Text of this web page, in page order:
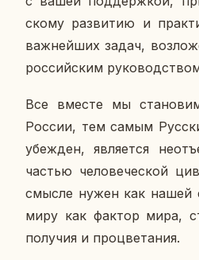
ско­му раз­ви­тию и
важ­ней­ших задач,
рос­сий­ским
Все вместе мы
России, тем самым
убеж­ден, яв­ля­ет­ся
частью че­ло­ве­че­ской
смысле нужен как нашей
миру как фактор мира,
по­лу­чия и про­цве­та­ния.